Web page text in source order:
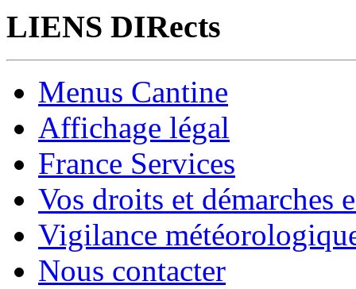
LIENS DIRects
Menus Cantine
Affichage légal
France Services
Vos droits et démarches
Vigilance
Nous contacter